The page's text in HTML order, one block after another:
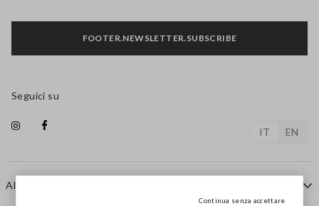
AIUTO
FOOTER.NEWSLETTER.SUBSCRIBE
Seguici su
IT EN
Continua senza accettare